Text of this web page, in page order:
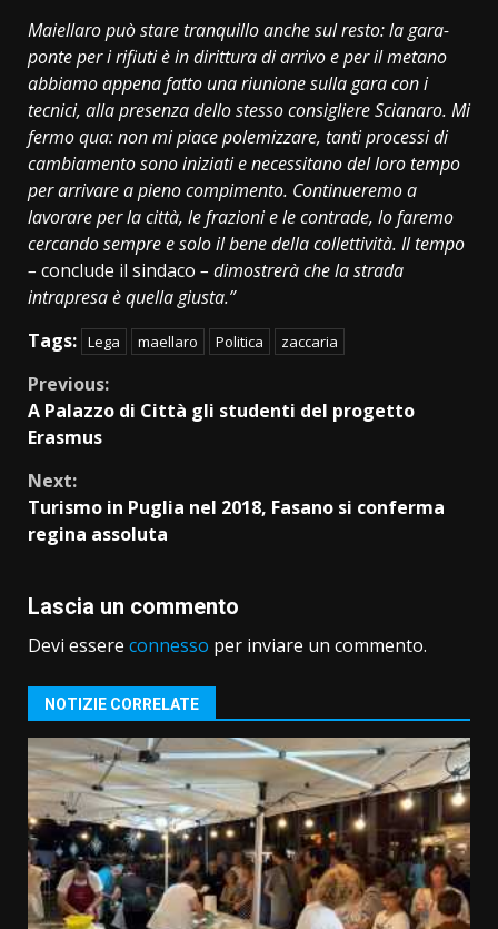
Maiellaro può stare tranquillo anche sul resto: la gara-
ponte per i rifiuti è in dirittura di arrivo e per il metano
abbiamo appena fatto una riunione sulla gara con i
tecnici, alla presenza dello stesso consigliere Scianaro. Mi
fermo qua: non mi piace polemizzare, tanti processi di
cambiamento sono iniziati e necessitano del loro tempo
per arrivare a pieno compimento. Continueremo a
lavorare per la città, le frazioni e le contrade, lo faremo
cercando sempre e solo il bene della collettività. Il tempo
– conclude il sindaco – dimostrerà che la strada
intrapresa è quella giusta.”
Tags: Lega maellaro Politica zaccaria
Continue
Reading
Previous:
A Palazzo di Città gli studenti del progetto
Erasmus
Next:
Turismo in Puglia nel 2018, Fasano si conferma
regina assoluta
Lascia un commento
Devi essere connesso per inviare un commento.
NOTIZIE CORRELATE